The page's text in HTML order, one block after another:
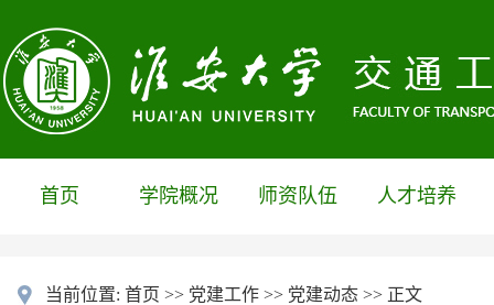
首页 学院概况 师资队伍 人才培养
当前位置: 首页 >> 党建工作 >> 党建动态 >> 正文